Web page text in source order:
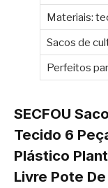
Materiais:
Sacos de
Perfeitos
SECFOU
Tecido 6
Plástico
Livre Pote